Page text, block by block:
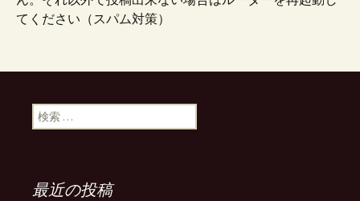
てください（スパム対策）
検索:
最近の投稿